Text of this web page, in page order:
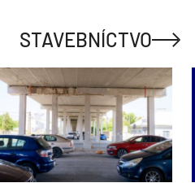
STAVEBNÍCTVO